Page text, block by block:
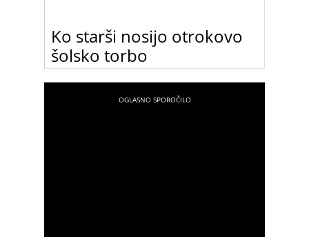
Ko starši nosijo otrokovo
šolsko torbo
let starosti. Uči v osnovni šoli in pogosto od nje